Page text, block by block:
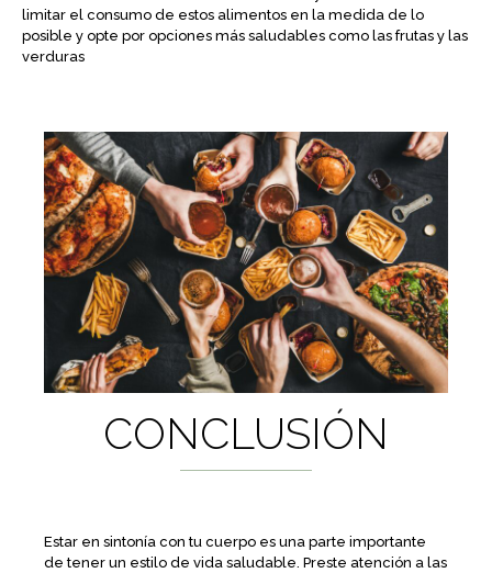
limitar el consumo de estos alimentos en la medida de lo
posible y opte por opciones más saludables como las frutas y las
verduras
CONCLUSIÓN
Estar en sintonía con tu cuerpo es una parte importante
de tener un estilo de vida saludable. Preste atención a las